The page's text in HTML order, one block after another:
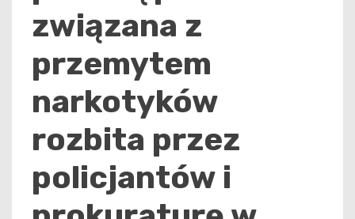
związana z
przemytem
narkotyków
rozbita przez
policjantów i